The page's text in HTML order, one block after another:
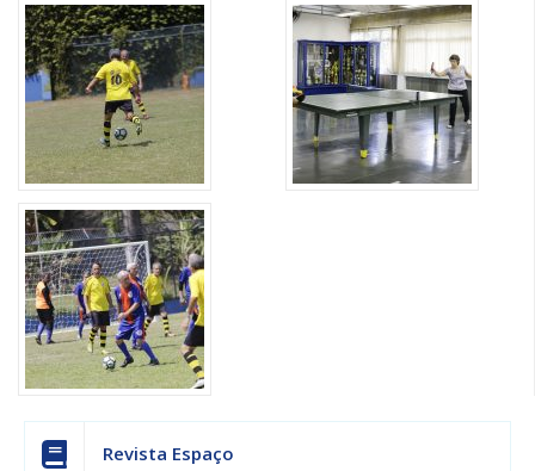
Revista Espaço